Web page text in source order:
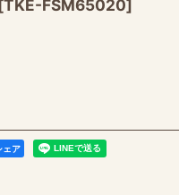
TKE-FSM65020]
ェア